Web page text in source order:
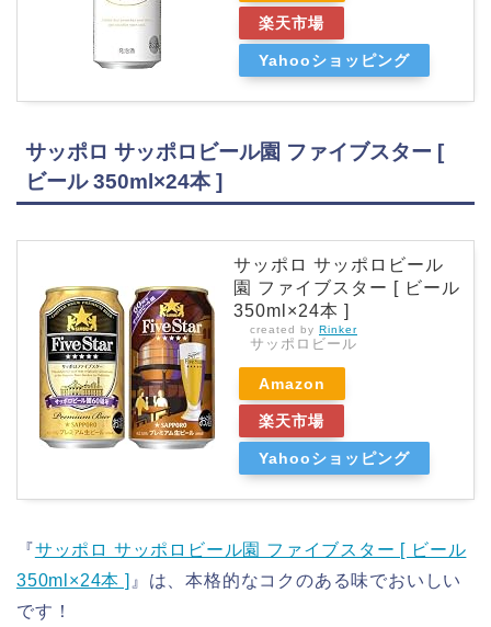
楽天市場
Yahooショッピング
サッポロ サッポロビール園 ファイブスター [
ビール 350ml×24本 ]
サッポロ サッポロビール
園 ファイブスター [ ビール
350ml×24本 ]
created by Rinker
サッポロビール
Amazon
楽天市場
Yahooショッピング
『サッポロ サッポロビール園 ファイブスター [ ビール
350ml×24本 ] 』は、本格的なコクのある味でおいしい
です！